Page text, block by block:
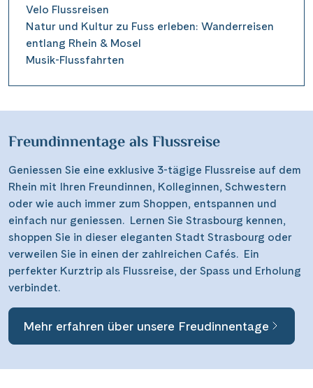
Velo Flussreisen
Natur und Kultur zu Fuss erleben: Wanderreisen
entlang Rhein & Mosel
Musik-Flussfahrten
Freundinnentage als Flussreise
Geniessen Sie eine exklusive 3-tägige Flussreise auf dem
Rhein mit Ihren Freundinnen, Kolleginnen, Schwestern
oder wie auch immer zum Shoppen, entspannen und
einfach nur geniessen. Lernen Sie Strasbourg kennen,
shoppen Sie in dieser eleganten Stadt Strasbourg oder
verweilen Sie in einen der zahlreichen Cafés. Ein
perfekter Kurztrip als Flussreise, der Spass und Erholung
verbindet.
Mehr erfahren über unsere Freudinnentage